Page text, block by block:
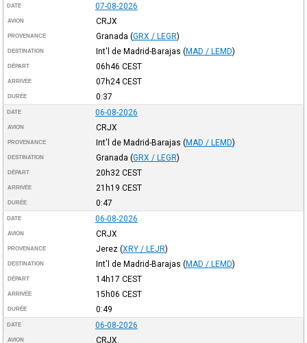
DATE 07-08-2026
AVION CRJX
PROVENANCE Granada (GRX / LEGR)
DESTINATION Int'l de Madrid-Barajas (MAD / LEMD)
DÉPART 06h46 CEST
ARRIVÉE 07h24CEST
DURÉE 0:37
DATE 06-08-2026
AVION CRJX
PROVENANCE Int'l de Madrid-Barajas (MAD / LEMD)
DESTINATION Granada (GRX / LEGR)
DÉPART 20h32 CEST
ARRIVÉE 21h19 CEST
DURÉE 0:47
DATE 06-08-2026
AVION CRJX
PROVENANCE Jerez (XRY / LEJR)
DESTINATION Int'l de Madrid-Barajas (MAD / LEMD)
DÉPART 14h17 CEST
ARRIVÉE 15h06 CEST
DURÉE 0:49
DATE 06-08-2026
AVION CRJX